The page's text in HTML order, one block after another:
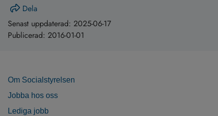
Dela
Senast uppdaterad: 2025-06-17
Publicerad: 2016-01-01
Om Socialstyrelsen
Jobba hos oss
Lediga jobb